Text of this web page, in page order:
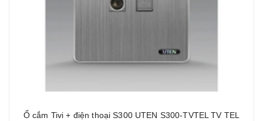
Ổ cắm Tivi + điện thoại S300 UTEN S300-TVTEL TV TEL